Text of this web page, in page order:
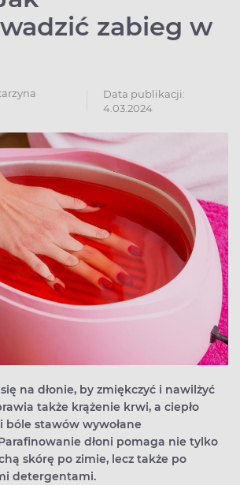
zabieg w
Data publikacji:
4.03.2024
na dłonie, by zmiękczyć i nawilżyć
także krążenie krwi, a ciepło
bóle stawów wywołane
dłoni pomaga nie tylko
skórę po zimie, lecz także po
detergentami.